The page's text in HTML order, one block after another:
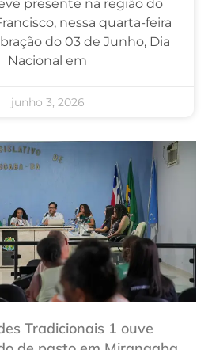
presente na região do
nessa quarta-feira
do 03 de Junho, Dia
Nacional em
junho 3, 2026
Tradicionais 1 ouve